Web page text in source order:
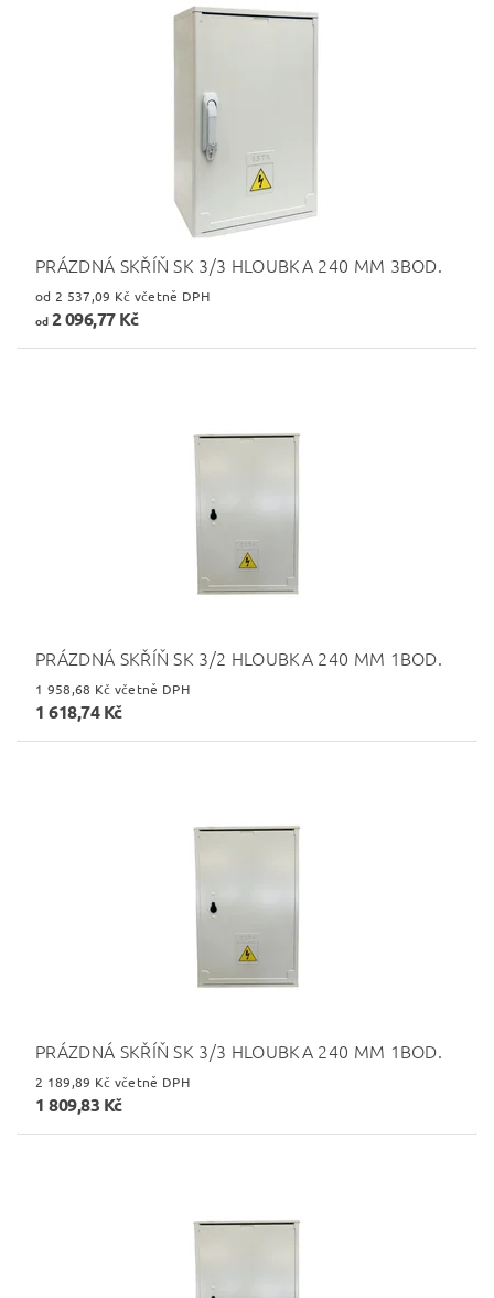
PRÁZDNÁ SKŘÍŇ SK 3/3 HLOUBKA 240 MM 3BOD.
od 2 537,09 Kč včetně DPH
od2 096,77 Kč
PRÁZDNÁ SKŘÍŇ SK 3/2 HLOUBKA 240 MM 1BOD.
1 958,68 Kč včetně DPH
1 618,74 Kč
PRÁZDNÁ SKŘÍŇ SK 3/3 HLOUBKA 240 MM 1BOD.
2 189,89 Kč včetně DPH
1 809,83 Kč